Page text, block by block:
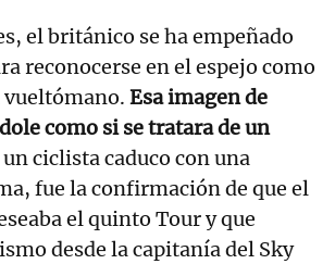
el británico se ha empeñado
reconocerse en el espejo como
Esa imagen de
como si se tratara de un
un ciclista caduco con una
fue la confirmación de que el
el quinto Tour y que
desde la capitanía del Sky